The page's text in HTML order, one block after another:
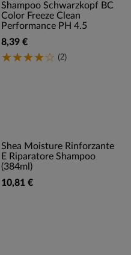
Shampoo Schwarzkopf BC
Color Freeze Clean
Performance PH 4.5
8,39 €
(2)
Shea Moisture Rinforzante
E Riparatore Shampoo
(384ml)
10,81 €